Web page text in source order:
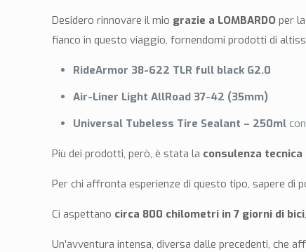
Desidero rinnovare il mio grazie a LOMBARDO per
fianco in questo viaggio, fornendomi prodotti di
RideArmor 38-622 TLR full black G2.0
Air-Liner Light AllRoad 37-42 (35mm)
Universal Tubeless Tire Sealant – 250ml
Più dei prodotti, però, è stata la consulenza
Per chi affronta esperienze di questo tipo, sapere di
Ci aspettano circa 800 chilometri in 7 giorni di bici
Un’avventura intensa, diversa dalle precedenti, che